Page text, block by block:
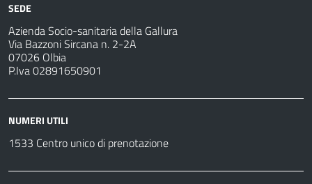
SEDE
Azienda Socio-sanitaria della Gallura
Via Bazzoni Sircana n. 2-2A
07026 Olbia
P.Iva 02891650901
NUMERI UTILI
1533 Centro unico di prenotazione